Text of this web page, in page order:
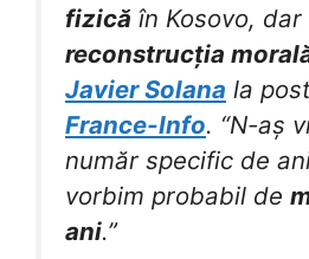
fizică în Kosovo,
reconstrucția
Javier Solana la
France-Info. “N-aș
număr specific de
vorbim probabil de
ani.”